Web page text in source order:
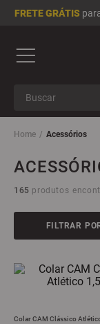
FRETE GRÁTIS
Acessórios
165 produtos
FILTRAR
Colar CAM Clássico
2º camisa
3º infantil
5º chinelo
6 jaqueta
adidas